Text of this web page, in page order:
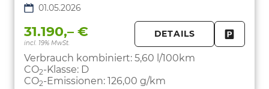
01.05.2026
31.190,– €
incl. 19% MwSt.
DETAILS
Verbrauch kombiniert: 5,60 l/100km
CO2-Klasse: D
CO2-Emissionen: 126,00 g/km